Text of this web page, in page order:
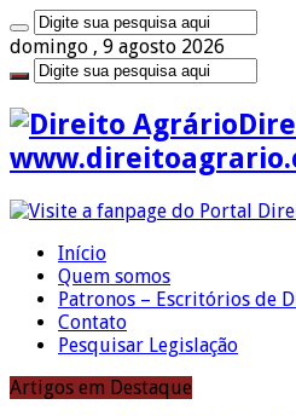
domingo , 9 agosto 2026
Início
Quem somos
Patronos – Escritórios de
Contato
Pesquisar Legislação
Artigos em Destaque